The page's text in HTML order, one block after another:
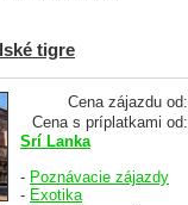
tigre
Cena zájazdu od:
Cena s príplatkami od:
Srí Lanka
- Poznávacie zájazdy
- Exotika